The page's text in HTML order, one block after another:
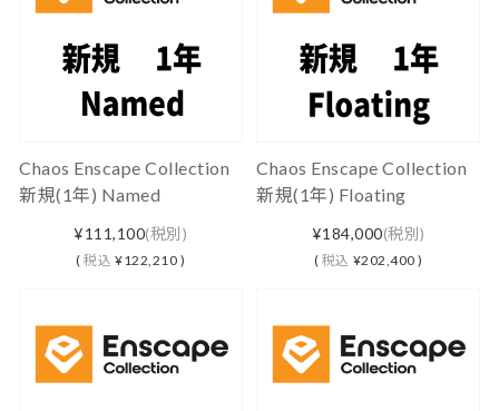
Chaos Enscape Collection
新規(1年) Named
¥111,100(税別)
(税込 ¥122,210 )
Chaos Enscape Collection
新規(1年) Floating
¥184,000(税別)
( 税込 ¥202,400 )